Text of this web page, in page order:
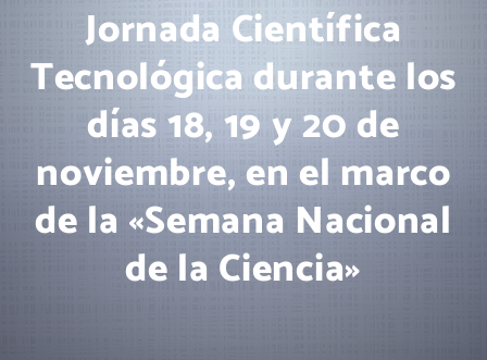
Jornada Científica
Tecnológica durante los
días 18, 19 y 20 de
noviembre, en el marco
de la «Semana Nacional
de la Ciencia»